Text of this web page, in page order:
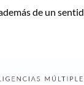
de un